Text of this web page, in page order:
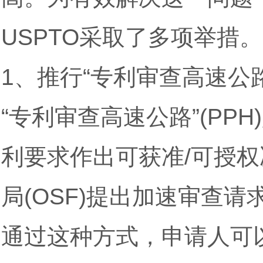
USPTO采取了多项举措。
1、推行“专利审查高速公
“专利审查高速公路
利要求作出可获准/可授
局(OSF)提出加速审查请
通过这种方式，申请人